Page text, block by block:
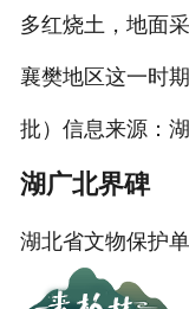
多红烧土，地面
襄樊地区这一时
批）信息来源：
湖广北界碑
湖北省文物保护